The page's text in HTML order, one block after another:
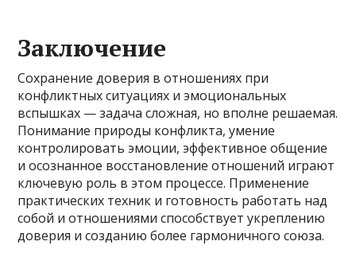
Заключение
Сохранение доверия в отношениях при
конфликтных ситуациях и эмоциональных
вспышках — задача сложная, но вполне решаемая.
Понимание природы конфликта, умение
контролировать эмоции, эффективное общение
и осознанное восстановление отношений играют
ключевую роль в этом процессе. Применение
практических техник и готовность работать над
собой и отношениями способствует укреплению
доверия и созданию более гармоничного союза.